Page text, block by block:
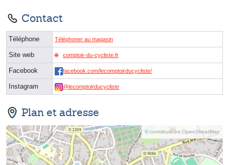
Contact
Téléphone Téléphoner au magasin
Site web comptoir-du-cycliste.fr
Facebook facebook.com/lecomptoirducycliste/
Instagram @lecomptoirducycliste
Plan et adresse
© contributeurs OpenStreetMap